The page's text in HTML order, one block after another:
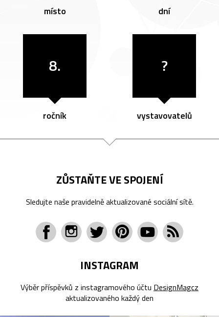
místo dní
8.
ročník
?
vystavovatelů
ZŮSTAŇTE VE SPOJENÍ
Sledujte naše pravidelně aktualizované sociální sítě.
INSTAGRAM
Výběr příspěvků z instagramového účtu DesignMagcz
aktualizovaného každý den